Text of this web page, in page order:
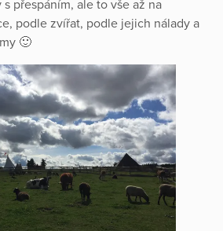
přespáním, ale to vše až na
podle zvířat, podle jejich nálady a
🙂